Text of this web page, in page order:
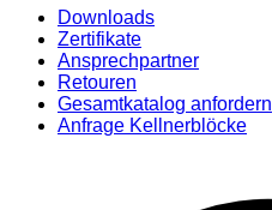
Downloads
Zertifikate
Ansprechpartner
Retouren
Gesamtkatalog anfordern
Anfrage Kellnerblöcke